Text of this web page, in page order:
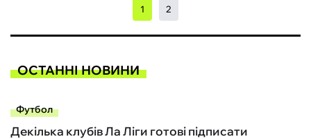
1 2
ОСТАННІ НОВИНИ
Футбол
Декілька клубів Ла Ліги готові підписати